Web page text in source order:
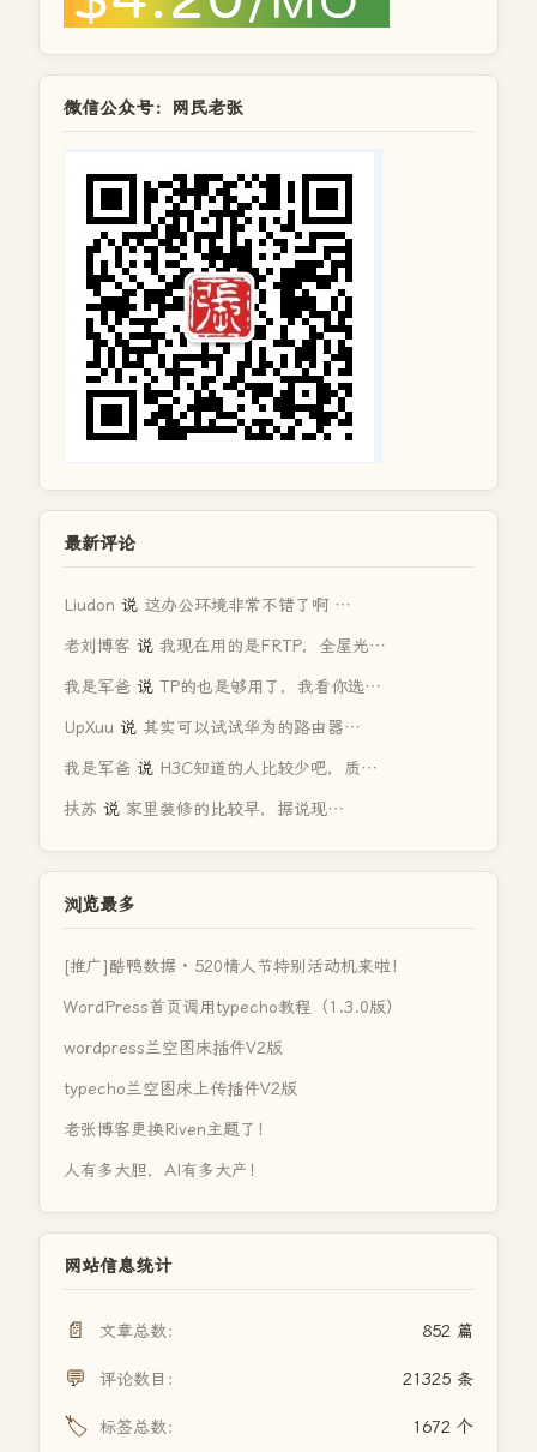
微信公众号：网民老张
最新评论
Liudon 说 这办公环境非常不错了啊 …
老刘博客 说 我现在用的是FRTP，全屋光…
我是军爸 说 TP的也是够用了，我看你选…
UpXuu 说 其实可以试试华为的路由器…
我是军爸 说 H3C知道的人比较少吧，质…
扶苏 说 家里装修的比较早，据说现…
浏览最多
[推广]酷鸭数据 · 520情人节特别活动机来啦！
WordPress首页调用typecho教程（1.3.0版）
wordpress兰空图床插件V2版
typecho兰空图床上传插件V2版
老张博客更换Riven主题了！
人有多大胆，AI有多大产！
网站信息统计
📄 文章总数： 852 篇
💬 评论数目： 21325 条
🏷️ 标签总数： 1672 个